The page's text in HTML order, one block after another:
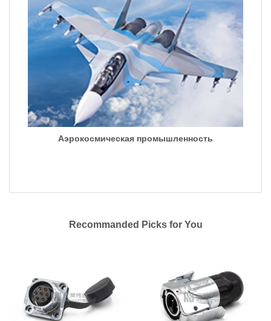
Аэрокосмическая промышленность
Recommanded Picks for You